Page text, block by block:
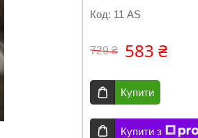
Код: 11 AS
729 ₴ 583 ₴
Купити
Купити з